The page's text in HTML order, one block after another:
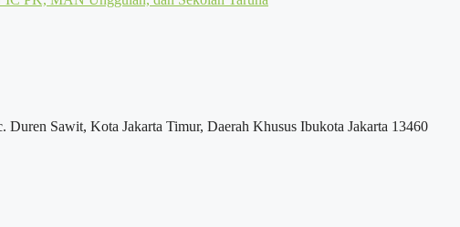
Sawit, Kota Jakarta Timur, Daerah Khusus Ibukota Jakarta 13460